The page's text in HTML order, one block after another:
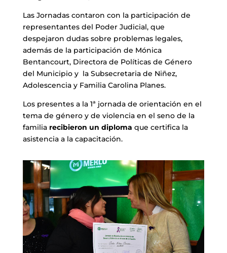
Las Jornadas contaron con la participación de
representantes del Poder Judicial, que
despejaron dudas sobre problemas legales,
además de la participación de Mónica
Bentancourt, Directora de Políticas de Género
del Municipio y la Subsecretaria de Niñez,
Adolescencia y Familia Carolina Planes.
Los presentes a la 1ª jornada de orientación en el
tema de género y de violencia en el seno de la
familiarecibieron un diploma que certifica la
asistencia a la capacitación.